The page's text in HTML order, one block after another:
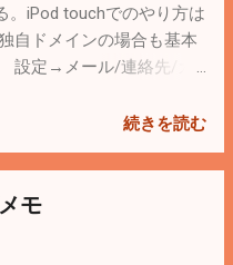
ールとペアリングは出来
スタックを試してみ
しい。 ここ のブログが
。iPod touchでのやり方は
自ドメインの場合も基本
設定→メール/連絡先/カ
は任意に分かりやすい名
ドレスを入力。「パスワ
メイン」は未入力 「サー
設定は１つしかできない
続きを読む
モ